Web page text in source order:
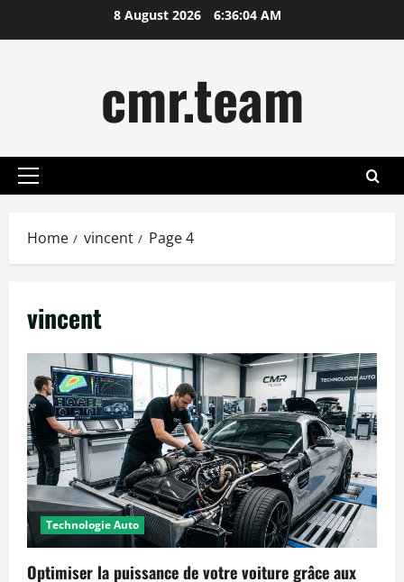
to
8 August 2026 6:36:04 AM
cmr.team
Primary
Home vincent Page 4
vincent
Technologie Auto
Optimiser la puissance de votre voiture grâce aux